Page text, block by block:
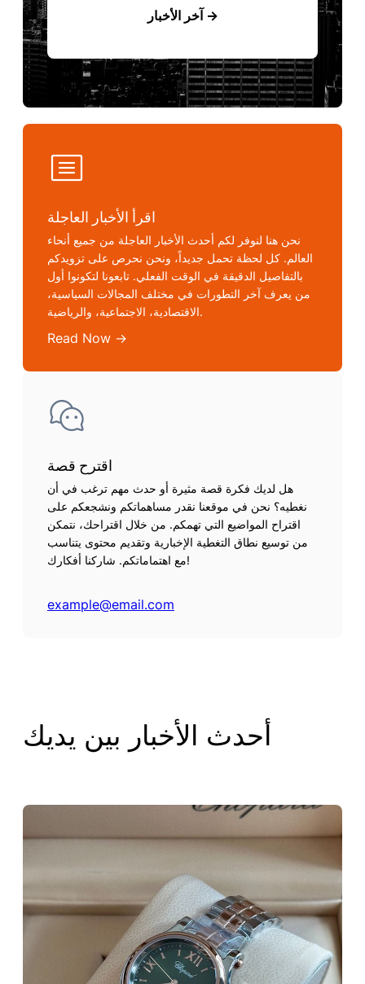
آخر الأخبار →
اقرأ الأخبار العاجلة
نحن هنا لنوفر لكم أحدث الأخبار العاجلة من جميع أنحاء
العالم. كل لحظة تحمل جديداً، ونحن نحرص على تزويدكم
بالتفاصيل الدقيقة في الوقت الفعلي. تابعونا لتكونوا أول
من يعرف آخر التطورات في مختلف المجالات السياسية،
الاقتصادية، الاجتماعية، والرياضية.
Read Now →
اقترح قصة
هل لديك فكرة قصة مثيرة أو حدث مهم ترغب في أن
نغطيه؟ نحن في موقعنا نقدر مساهماتكم ونشجعكم على
اقتراح المواضيع التي تهمكم. من خلال اقتراحك، نتمكن
من توسيع نطاق التغطية الإخبارية وتقديم محتوى يتناسب
مع اهتماماتكم. شاركنا أفكارك!
example@email.com
أحدث الأخبار بين يديك